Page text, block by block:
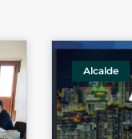
Alcalde